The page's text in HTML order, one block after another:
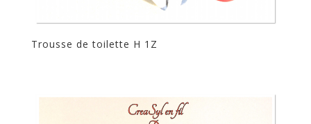
Trousse de toilette H 1Z